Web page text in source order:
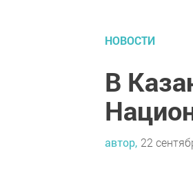
НОВОСТИ
В
автор, 22